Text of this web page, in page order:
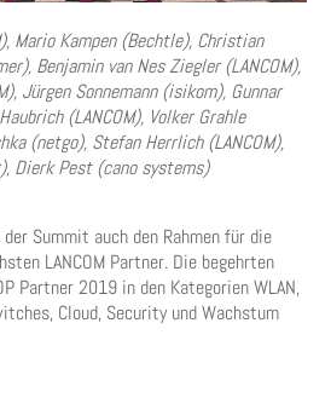
Mario Kampen (Bechtle), Christian
Benjamin van Nes Ziegler (LANCOM),
Jürgen Sonnemann (isikom), Gunnar
(LANCOM), Volker Grahle
(netgo), Stefan Herrlich (LANCOM),
Dierk Pest (cano systems)
Summit auch den Rahmen für die
LANCOM Partner. Die begehrten
Partner 2019 in den Kategorien WLAN,
Cloud, Security und Wachstum